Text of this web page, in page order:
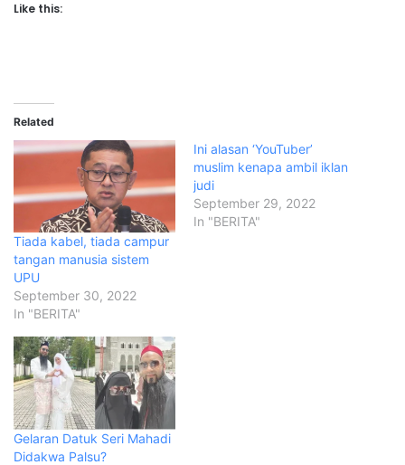
Like this:
Related
Tiada kabel, tiada campur
tangan manusia sistem
UPU
September 30, 2022
In "BERITA"
Ini alasan ‘YouTuber’
muslim kenapa ambil iklan
judi
September 29, 2022
In "BERITA"
Gelaran Datuk Seri Mahadi
Didakwa Palsu?